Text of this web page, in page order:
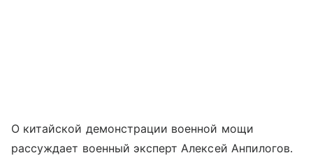
О китайской демонстрации военной мощи
рассуждает военный эксперт Алексей Анпилогов.